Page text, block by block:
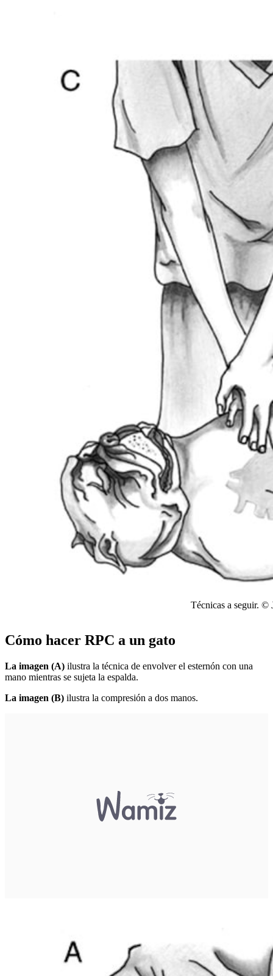
Técnicas a seguir. ©
Cómo hacer RPC a un gato
La imagen (A) ilustra la técnica de envolver el esternón con una
mano mientras se sujeta la espalda.
La imagen (B) ilustra la compresión a dos manos.